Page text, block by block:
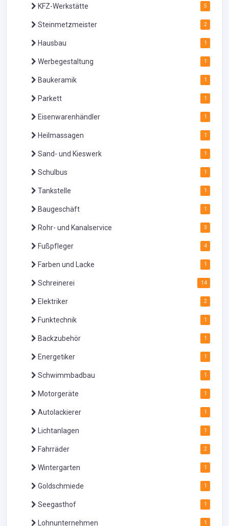
KFZ-Werkstätte 5
Steinmetzmeister 2
Hausbau 1
Werbegestaltung 1
Baukeramik 1
Parkett 1
Eisenwarenhändler 1
Heilmassagen 1
Sand- und Kieswerk 1
Schulbus 1
Tankstelle 1
Baugeschäft 1
Rohr- und Kanalservice 3
Fußpfleger 4
Farben und Lacke 1
Schreinerei 14
Elektriker 2
Funktechnik 1
Backzubehör 1
Energetiker 1
Schwimmbadbau 1
Motorgeräte 1
Autolackierer 1
Lichtanlagen 1
Fahrräder 2
Wintergarten 1
Goldschmiede 1
Seegasthof 1
Lohnunternehmen 1